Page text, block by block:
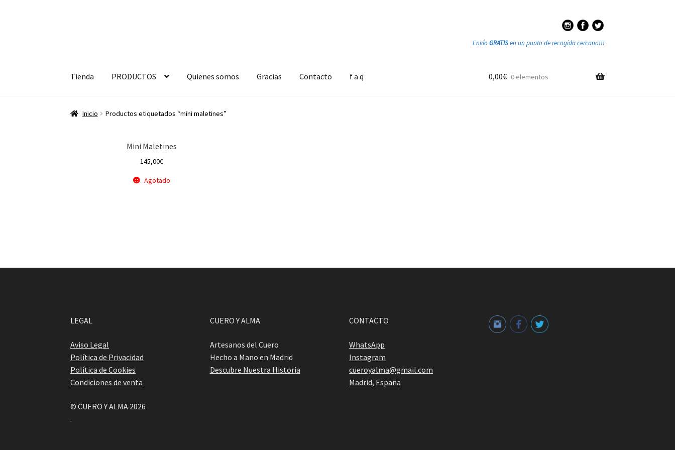
EnvíoGRATISen un punto de recogida cercano!!!
a
a
Tienda PRODUCTOS Quienes somos Gracias Contacto f a q 0,00€ 0 elementos
Inicio Productos etiquetados “mini maletines”
Mini Maletines
145,00€
Agotado
LEGAL
Aviso Legal
Política de Privacidad
Política de Cookies
Condiciones de venta
CUERO Y ALMA
Artesanos del Cuero
Hecho a Mano en Madrid
Descubre Nuestra Historia
CONTACTO
WhatsApp
Instagram
cueroyalma@gmail.com
Madrid, España
© CUERO Y ALMA 2026
.